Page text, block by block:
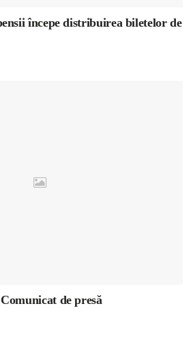
începe distribuirea biletelor de
de presă